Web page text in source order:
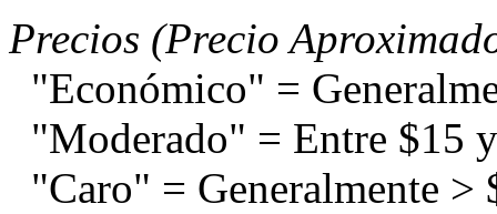
Precios (Precio
"Económico" =
"Moderado" = Entre $15
"Caro" = Generalmente >